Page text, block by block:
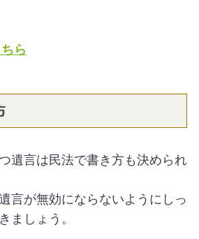
ら
遺言は民法で書き方も決められ
言が無効にならないようにしっ
ましょう。